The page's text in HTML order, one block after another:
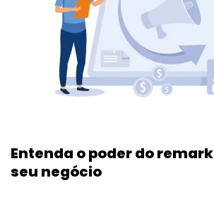
Entenda o poder do
seu negócio